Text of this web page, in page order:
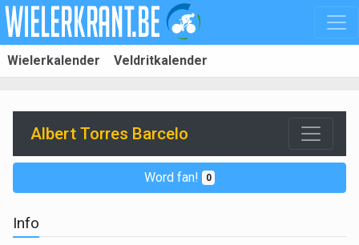
Wielerkalender Veldritkalender
Albert Torres Barcelo
Word fan! 0
Info